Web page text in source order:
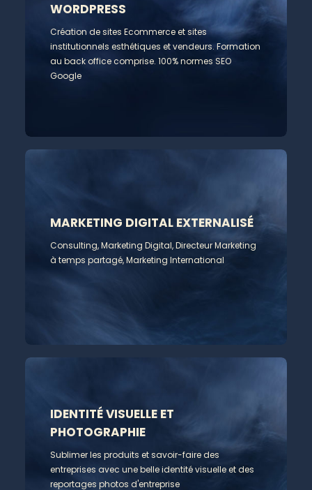
WORDPRESS
Création de sites Ecommerce et sites
institutionnels esthétiques et vendeurs. Formation
au back office comprise. 100% normes SEO
Google
MARKETING DIGITAL EXTERNALISÉ
Consulting, Marketing Digital, Directeur Marketing
à temps partagé, Marketing International
IDENTITÉ VISUELLE ET
PHOTOGRAPHIE
Sublimer les produits et savoir-faire des
entreprises avec une belle identité visuelle et des
reportages photos d'entreprise